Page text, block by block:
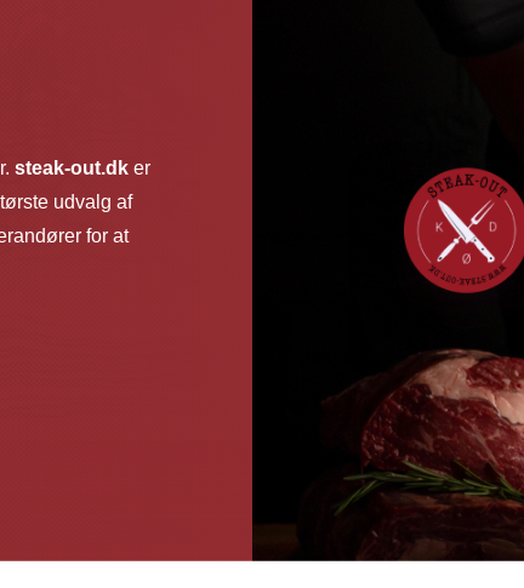
steak-out.dk er
udvalg af
for at